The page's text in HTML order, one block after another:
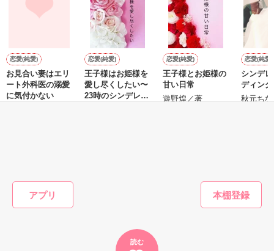
アプリ
読む
そんな恋愛物語。
+++
優秀賞をいただけました。
応援してくださった方々のおかげです。
【２００９年３月１９日書籍化決定！】
でも彼氏と行ったクラブのDJだった!?
「弱ったあんたに付け込んで持ち帰りとかってアリ？」
失恋したての彼女に甘い誘惑。
--------------------
関係→未来→あたし様→女王様→双子達→双子達２の順に読ん
でいただければ有り難いです♪
恋愛(純愛)
お見合い妻はエリ
ート外科医の溺愛
に気付かない
恋愛(純愛)
王子様はお姫様を
愛し尽くしたい〜
23時のシンデレラ
恋愛(純愛)
王子様とお姫様の
甘い日常
遊野煌／著
恋愛(純愛)
シンデ
ディング
秋元ち